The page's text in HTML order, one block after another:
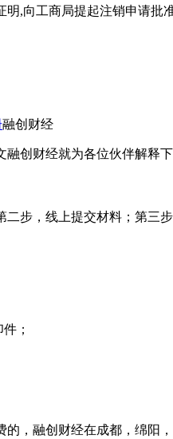
,向工商局提起注销申请批
融创财经
融创财经就为各位伙伴解释
步，线上提交材料；第
；
，融创财经在成都，绵